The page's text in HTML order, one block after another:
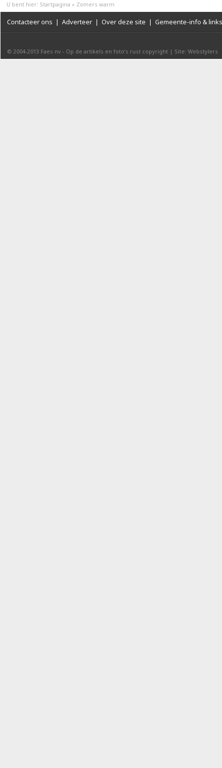
U bent hier: Startpagina » Zomers warm
Contacteer ons | Adverteer | Over deze site | Gemeente-info & links
© 2004-2013 Faes nv - Op de artikels en foto’s rust copyright | Site: Webstylers